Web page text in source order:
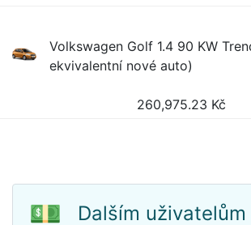
Volkswagen Golf 1.4 90 KW
ekvivalentní nové auto)
260,975.23 Kč
💵
Dalším